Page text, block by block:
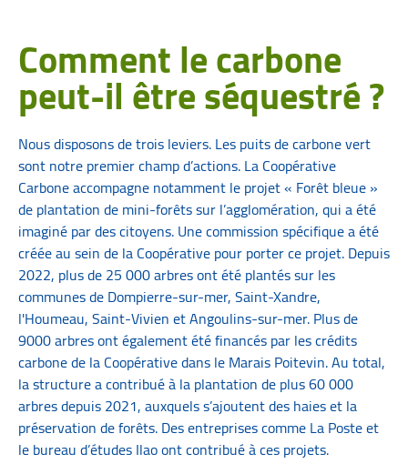
Comment le carbone
peut-il être séquestré ?
Nous disposons de trois leviers. Les puits de carbone vert
sont notre premier champ d’actions. La Coopérative
Carbone accompagne notamment le projet « Forêt bleue »
de plantation de mini-forêts sur l’agglomération, qui a été
imaginé par des citoyens. Une commission spécifique a été
créée au sein de la Coopérative pour porter ce projet. Depuis
2022, plus de 25 000 arbres ont été plantés sur les
communes de Dompierre-sur-mer, Saint-Xandre,
l'Houmeau, Saint-Vivien et Angoulins-sur-mer. Plus de
9000 arbres ont également été financés par les crédits
carbone de la Coopérative dans le Marais Poitevin. Au total,
la structure a contribué à la plantation de plus 60 000
arbres depuis 2021, auxquels s’ajoutent des haies et la
préservation de forêts. Des entreprises comme La Poste et
le bureau d’études Ilao ont contribué à ces projets.